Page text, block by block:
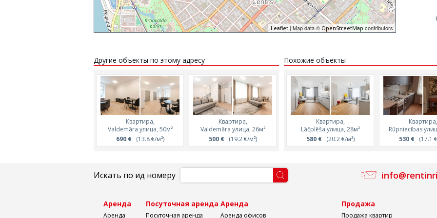
Leaflet | Map data © OpenStreetMapcontributors
Другие объекты по этому адресу
Квартира,
Valdemāra улица, 50м²
690 €(13.8 €/м²)
Квартира,
Valdemāra улица, 26м²
500 €(19.2 €/м²)
Квартира,
Valdemāra улица, 35м²
770 € (21.8 €/м²)
Квартира,
Valdemāra улица,
550 € (21.7 €/
Похожие объекты
Квартира,
Lāčplēša улица, 28м²
580 €(20.2 €/м²)
Квартира,
Rūpniecības
530 €(17.1
Искать по ид номеру
Аренда
Аренда
Посуточная аренда
Посуточная аренда
Аренда
Аренда офисов
Продажа
Продажа квартир